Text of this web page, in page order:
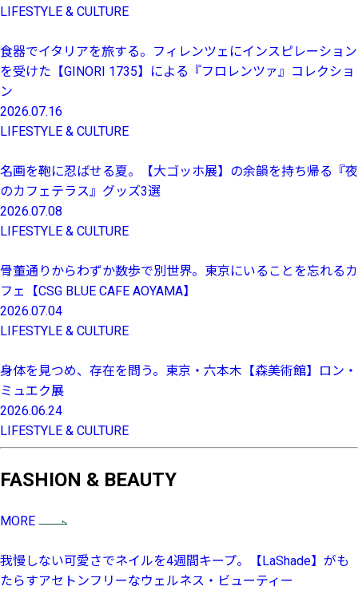
LIFESTYLE & CULTURE
食器でイタリアを旅する。フィレンツェにインスピレーション
を受けた【GINORI 1735】による『フロレンツァ』コレクショ
ン
2026.07.16
LIFESTYLE & CULTURE
名画を鞄に忍ばせる夏。【大ゴッホ展】の余韻を持ち帰る『夜
のカフェテラス』グッズ3選
2026.07.08
LIFESTYLE & CULTURE
骨董通りからわずか数歩で別世界。東京にいることを忘れるカ
フェ【CSG BLUE CAFE AOYAMA】
2026.07.04
LIFESTYLE & CULTURE
身体を見つめ、存在を問う。東京・六本木【森美術館】ロン・
ミュエク展
2026.06.24
LIFESTYLE & CULTURE
FASHION & BEAUTY
MORE
我慢しない可愛さでネイルを4週間キープ。【LaShade】がも
たらすアセトンフリーなウェルネス・ビューティー